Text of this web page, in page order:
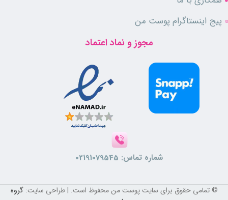
پیج اینستاگرام پوست من
مجوز و نماد اعتماد
شماره تماس: 02191079545
© تمامی حقوق برای سایت پوست من محفوظ است. | طراحی سایت:گروه